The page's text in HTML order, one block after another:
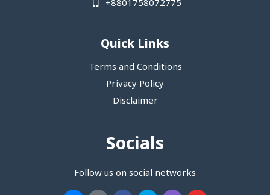
+8801758072775‬
Quick Links
Terms and Conditions
Privacy Policy
Disclaimer
Socials
Follow us on social networks